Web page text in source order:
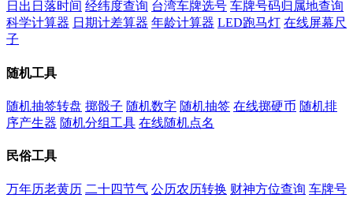
日出日落时间 经纬度查询 台湾车牌选号 车牌号码归属地查询
科学计算器 日期计差算器 年龄计算器 LED跑马灯 在线屏幕尺
子
随机工具
随机抽签转盘 掷骰子 随机数字 随机抽签 在线掷硬币 随机排
序产生器 随机分组工具 在线随机点名
民俗工具
万年历老黄历 二十四节气 公历农历转换 财神方位查询 车牌号